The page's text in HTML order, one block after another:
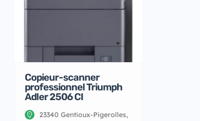
Copieur-scanner
professionnel Triumph
Adler 2506 CI
23340 Gentioux-Pigerolles,